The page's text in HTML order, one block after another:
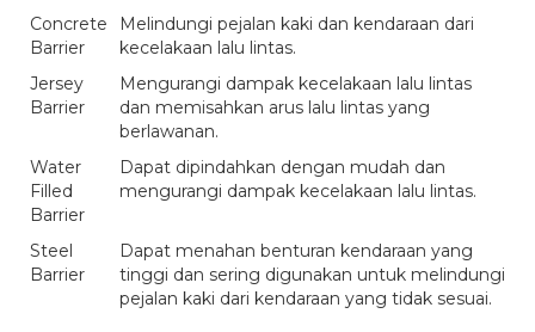
Concrete
Barrier
Melindungi pejalan kaki dan kendaraan dari
kecelakaan lalu lintas.
Jersey
Barrier
Mengurangi dampak kecelakaan lalu lintas
dan memisahkan arus lalu lintas yang
berlawanan.
Water
Filled
Barrier
Dapat dipindahkan dengan mudah dan
mengurangi dampak kecelakaan lalu lintas.
Steel
Barrier
Dapat menahan benturan kendaraan yang
tinggi dan sering digunakan untuk melindungi
pejalan kaki dari kendaraan yang tidak sesuai.